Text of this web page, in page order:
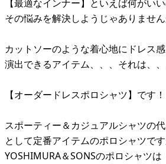
【最適なインナー】といえば何がいい
その悩みを解決しようじゃありません
カットソーのような着心地にドレス
演出できるアイテム、、、それは、、
【オーダードレスポロシャツ】です！
スポーティー＆カジュアルシャツの
として定番アイテムのポロシャツです
YOSHIMURA＆SONSのポロシャツは